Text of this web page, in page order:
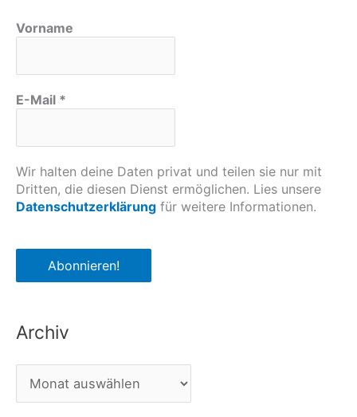
Vorname
E-Mail *
Wir halten deine Daten privat und teilen sie nur mit
Dritten, die diesen Dienst ermöglichen. Lies unsere
Datenschutzerklärung für weitere Informationen.
Archiv
r